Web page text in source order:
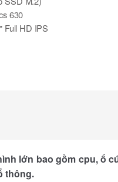
630
Full HD IPS
lớn bao gồm cpu, ổ
thông.